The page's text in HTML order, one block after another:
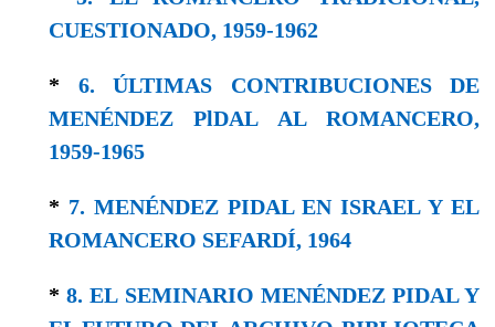
CUESTIONADO, 1959-1962
* 6. ÚLTIMAS CONTRIBUCIONES DE
MENÉNDEZ PlDAL AL ROMANCERO,
1959-1965
* 7. MENÉNDEZ PIDAL EN ISRAEL Y EL
ROMANCERO SEFARDÍ, 1964
*8. EL SEMINARIO MENÉNDEZ PIDAL Y